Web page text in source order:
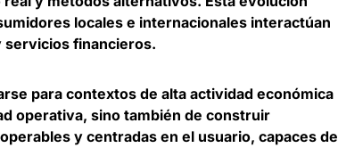
locales e internacionales interactúan
servicios financieros.
para contextos de alta actividad económica
operativa, sino también de construir
y centradas en el usuario, capaces de